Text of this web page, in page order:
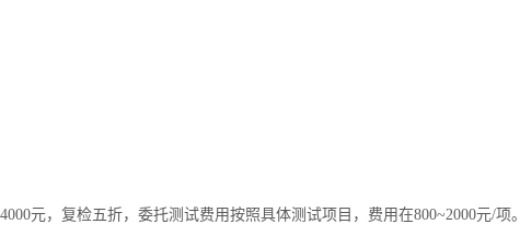
元，复检五折，委托测试费用按照具体测试项目，费用在800~2000元/项。